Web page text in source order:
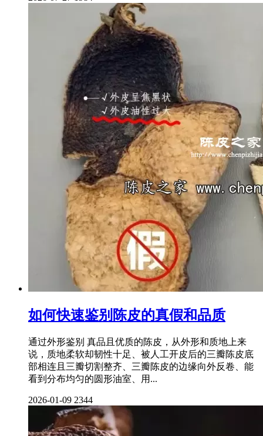
如何快速鉴别陈皮的真假和品质
通过外形鉴别 真品且优质的陈皮，从外形和质地上来
说，质地柔软却韧性十足、被人工开皮后的三瓣陈皮底
部相连且三瓣切割整齐、三瓣陈皮的边缘向外反卷、能
看到分布均匀的圆形油室、用...
2026-01-09 2344